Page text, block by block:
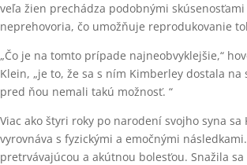
veľa žien prechádza podobnými
neprehovoria, čo umožňuje reprodukovanie
„Čo je na tomto prípade najneobvyklejšie,“
Klein, „je to, že sa s ním Kimberley dostala na
pred ňou nemali takú možnosť. “
Viac ako štyri roky po narodení svojho syna sa
vyrovnáva s fyzickými a emočnými
pretrvávajúcou a akútnou bolesťou. Snažila